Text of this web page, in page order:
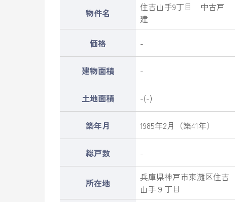
物件名
住吉山手9丁目 中古戸
建
価格
-
建物面積 -
土地面積 -(-)
築年月 1985年2月（築41年）
総戸数 -
所在地 兵庫県神戸市東灘区住吉
山手９丁目